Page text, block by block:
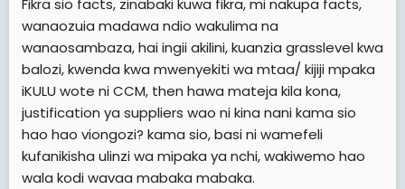
wanaozuia madawa ndio wakulima na
wanaosambaza, hai ingii akilini, kuanzia grasslevel kwa
balozi, kwenda kwa mwenyekiti wa mtaa/ kijiji mpaka
iKULU wote ni CCM, then hawa mateja kila kona,
justification ya suppliers wao ni kina nani kama sio
hao hao viongozi? kama sio, basi ni wamefeli
kufanikisha ulinzi wa mipaka ya nchi, wakiwemo hao
wala kodi wavaa mabaka mabaka.